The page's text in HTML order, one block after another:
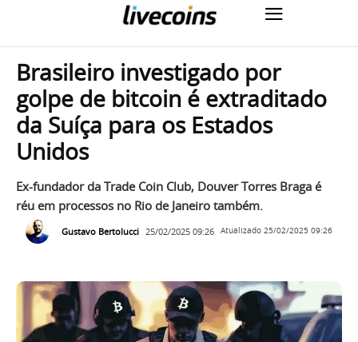
Brasileiro investigado por
golpe de bitcoin é extraditado
da Suíça para os Estados
Unidos
Ex-fundador da Trade Coin Club, Douver Torres Braga é
réu em processos no Rio de Janeiro também.
Gustavo Bertolucci 25/02/2025 09:26 Atualizado 25/02/2025 09:26